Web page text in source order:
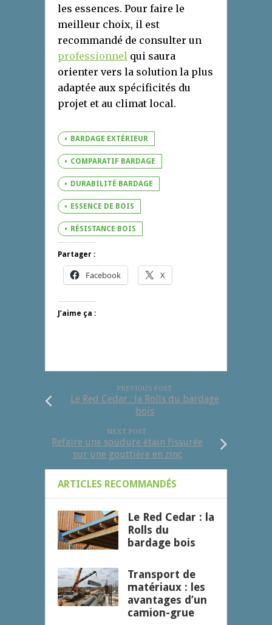
les essences. Pour faire le
meilleur choix, il est
recommandé de consulter un
professionnel qui saura
orienter vers la solution la plus
adaptée aux spécificités du
projet et au climat local.
BARDAGE EXTÉRIEUR
COMPARATIF BARDAGE
DURABILITÉ BARDAGE
ESSENCE DE BOIS
RÉSISTANCE BOIS
Partager :
Facebook X
J’aime ça :
PREVIOUS POST
Le Red Cedar : la Rolls du bardage
bois
NEXT POST
Refaire une soudure étain fissurée
sur une gouttière en zinc
ARTICLES RECOMMANDÉS
Le Red Cedar : la
Rolls du
bardage bois
Transport de
matériaux : les
avantages d’un
camion-grue